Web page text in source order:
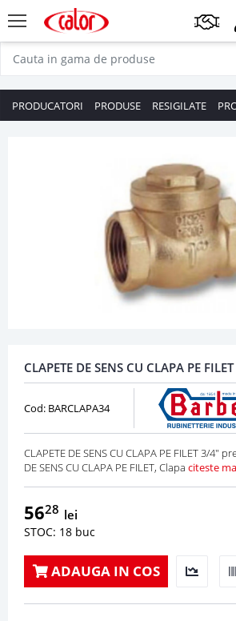
PRODUCATORI PRODUSE RESIGILATE
CLAPETE DE SENS CU CLAPA PE
Cod: BARCLAPA34
CLAPETE DE SENS CU CLAPA PE FILET 3/4"
DE SENS CU CLAPA PE FILET, Clapa citeste
5628 lei
STOC: 18 buc
ADAUGA IN COS